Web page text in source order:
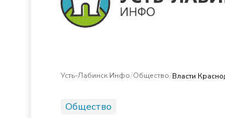
Усть-Лабинск Инфо/Общество/Власти
Общество